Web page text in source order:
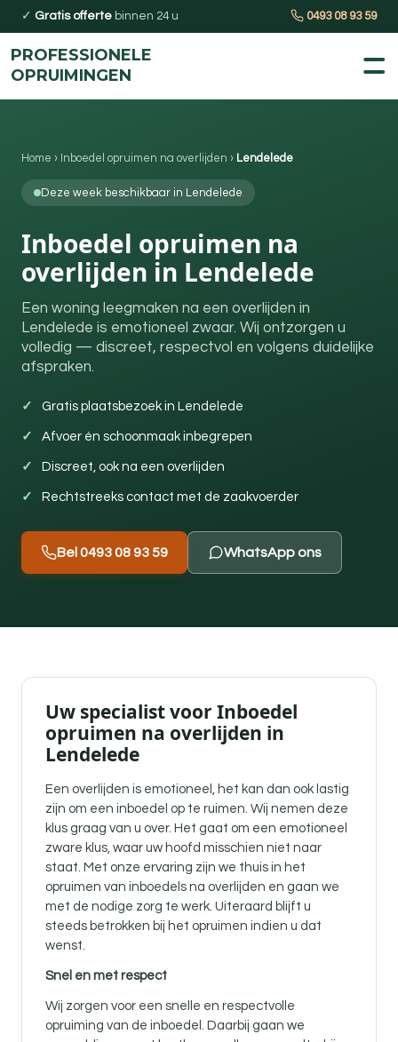
✓ Gratis offerte binnen 24 u 0493 08 93 59
PROFESSIONELE
OPRUIMINGEN
Home › Inboedel opruimen na overlijden › Lendelede
Deze week beschikbaar in Lendelede
Inboedel opruimen na
overlijden in Lendelede
Een woning leegmaken na een overlijden in
Lendelede is emotioneel zwaar. Wij ontzorgen u
volledig — discreet, respectvol en volgens duidelijke
afspraken.
Gratis plaatsbezoek in Lendelede
Afvoer én schoonmaak inbegrepen
Discreet, ook na een overlijden
Rechtstreeks contact met de zaakvoerder
Bel 0493 08 93 59 WhatsApp ons
Uw specialist voor Inboedel
opruimen na overlijden in
Lendelede
Een overlijden is emotioneel, het kan dan ook lastig
zijn om een inboedel op te ruimen. Wij nemen deze
klus graag van u over. Het gaat om een emotioneel
zware klus, waar uw hoofd misschien niet naar
staat. Met onze ervaring zijn we thuis in het
opruimen van inboedels na overlijden en gaan we
met de nodige zorg te werk. Uiteraard blijft u
steeds betrokken bij het opruimen indien u dat
wenst.
Snel en met respect
Wij zorgen voor een snelle en respectvolle
opruiming van de inboedel. Daarbij gaan we